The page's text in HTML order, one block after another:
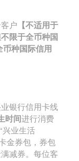
户 【不适用于
限于全币种国
种国际信用
银行信用卡线
时间进行消费
兴业生活
金券包，券包
减券。每位客